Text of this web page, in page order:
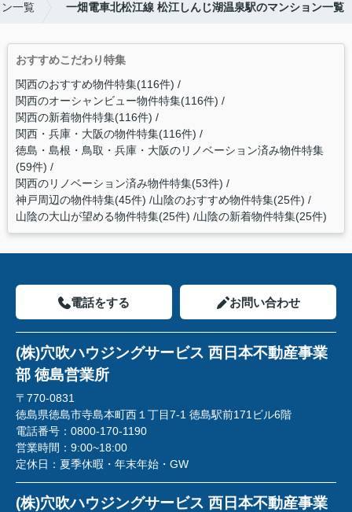
一覧 一畑電車北松江線 松江しんじ湖温泉駅のマンション一覧
おすすめこだわり特集
関西のおすすめ物件特集(116件)
関西のオーシャンビュー物件特集(116件)
関西の新着物件特集(116件)
関西・兵庫・大阪の物件特集(116件)
徳島・島根・鳥取・兵庫・大阪のリノベーション済み物件特集
(59件)
関西のリノベーション済み物件特集(53件)
神戸周辺の物件特集(45件) 山陰のおすすめ物件特集(25件)
山陰の大山が望める物件特集(25件) 山陰の新着物件特集(25件)
電話をする お問い合わせ
(株)穴吹ハウジングサービス 西日本不動産事業
部 徳島営業所
〒770-0831
徳島県徳島市寺島本町西１丁目7-1 徳島駅前171ビル6階
電話番号： 0800-170-1190
営業時間： 9:00~18:00
定休日： 夏季休暇・年末年始・GW
(株)穴吹ハウジングサービス 西日本不動産事業